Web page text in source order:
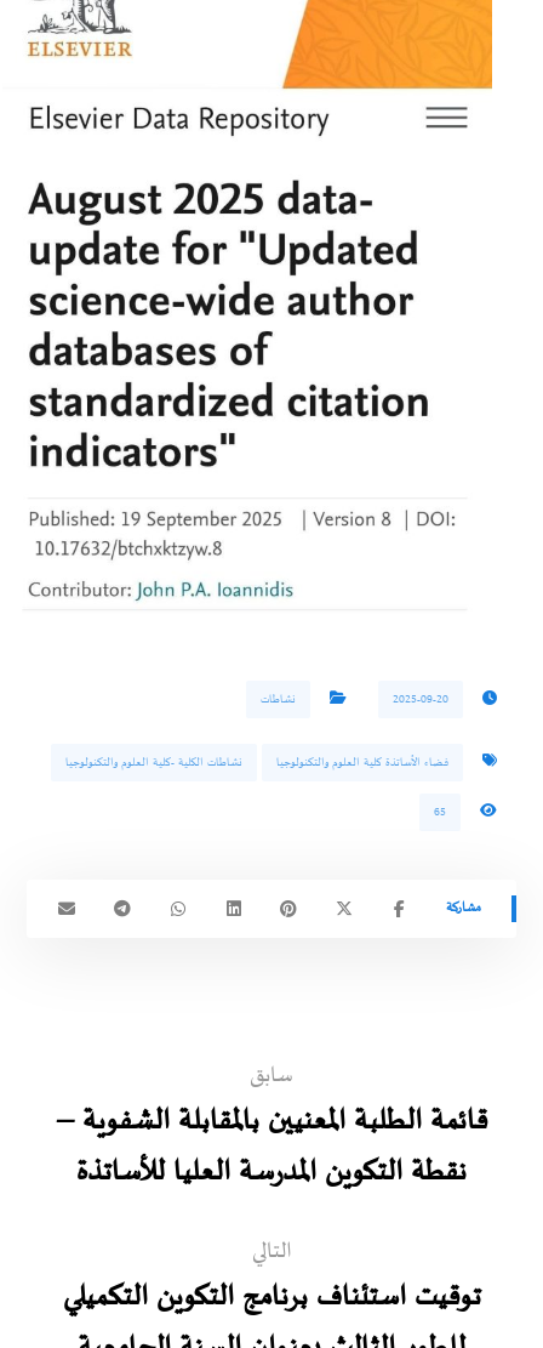
2025-09-20 نشاطات
فضاء الأساتذة كلية العلوم والتكنولوجيا نشاطات الكلية -كلية العلوم والتكنولوجيا
65
سابق
قائمة الطلبة المعنيين بالمقابلة الشفوية –
نقطة التكوين المدرسة العليا للأساتذة
التالي
توقيت استئناف برنامج التكوين التكميلي